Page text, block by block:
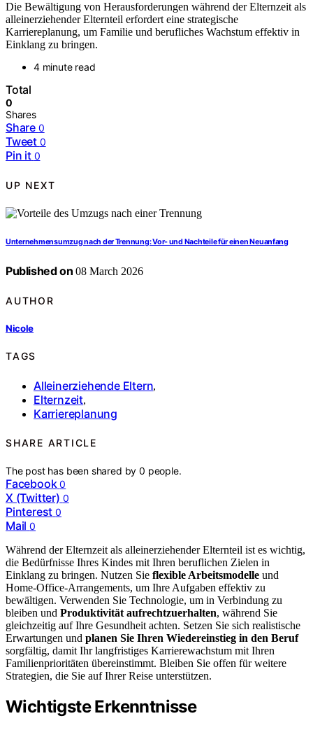
Die Bewältigung von Herausforderungen während der Elternzeit als
alleinerziehender Elternteil erfordert eine strategische
Karriereplanung, um Familie und berufliches Wachstum effektiv in
Einklang zu bringen.
4 minute read
Total
0
Shares
Share 0
Tweet 0
Pin it 0
UP NEXT
Unternehmensumzug nach der Trennung: Vor- und Nachteile für einen Neuanfang
Published on 08 March 2026
AUTHOR
Nicole
TAGS
Alleinerziehende Eltern,
Elternzeit,
Karriereplanung
SHARE ARTICLE
The post has been shared by0 people.
Facebook 0
X (Twitter) 0
Pinterest 0
Mail 0
Während der Elternzeit als alleinerziehender Elternteil ist es wichtig,
die Bedürfnisse Ihres Kindes mit Ihren beruflichen Zielen in
Einklang zu bringen. Nutzen Sie flexible Arbeitsmodelle und
Home-Office-Arrangements, um Ihre Aufgaben effektiv zu
bewältigen. Verwenden Sie Technologie, um in Verbindung zu
bleiben und Produktivität aufrechtzuerhalten, während Sie
gleichzeitig auf Ihre Gesundheit achten. Setzen Sie sich realistische
Erwartungen und planen Sie Ihren Wiedereinstieg in den Beruf
sorgfältig, damit Ihr langfristiges Karrierewachstum mit Ihren
Familienprioritäten übereinstimmt. Bleiben Sie offen für weitere
Strategien, die Sie auf Ihrer Reise unterstützen.
Wichtigste Erkenntnisse